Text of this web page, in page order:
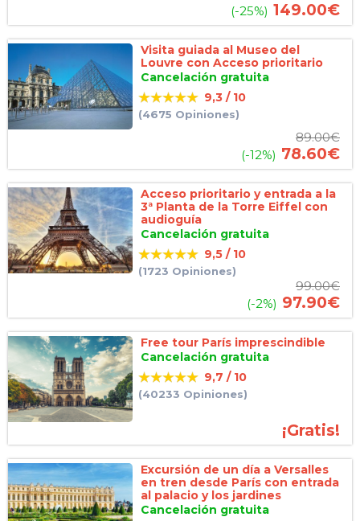
(-25%) 149.00€
Visita guiada al Museo del
Louvre con Acceso prioritario
Cancelación gratuita
9,3 / 10
(4675 Opiniones)
89.00€
(-12%) 78.60€
Acceso prioritario y entrada a la
3ª Planta de la Torre Eiffel con
audioguía
Cancelación gratuita
9,5 / 10
(1723 Opiniones)
99.00€
(-2%) 97.90€
Free tour París imprescindible
Cancelación gratuita
9,7 / 10
(40233 Opiniones)
¡Gratis!
Excursión de un día a Versalles
en tren desde París con entrada
al palacio y los jardines
Cancelación gratuita